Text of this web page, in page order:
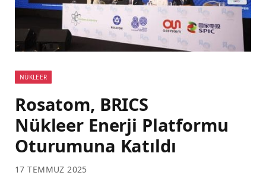
NÜKLEER
Rosatom, BRICS
Nükleer Enerji Platformu
Oturumuna Katıldı
17 TEMMUZ 2025